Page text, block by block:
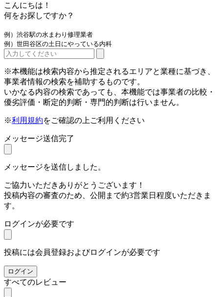
こんにちは！
何をお探しですか？
例）渋谷駅の水まわり修理業者
例）世田谷区の土日にやっている内科
※本機能は検索内容から推定されるエリアと業種に基づき、
事業者情報の検索を補助するものです。
いかなる内容の検索であっても、本機能では事業者の比較・
優劣評価・断定的判断・専門的判断は行いません。
※利用規約をご確認の上ご利用ください
メッセージ送信完了
メッセージを送信しました。
ご協力いただきありがとうございます！
投稿内容の審査のため、公開まで約3営業日程度いただきま
す。
ログインが必要です
投稿には会員登録およびログインが必要です
ログイン
すべてのレビュー